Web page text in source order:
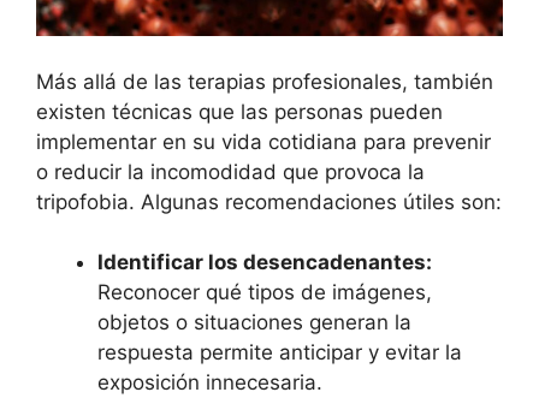
Más allá de las terapias profesionales, también
existen técnicas que las personas pueden
implementar en su vida cotidiana para prevenir
o reducir la incomodidad que provoca la
tripofobia. Algunas recomendaciones útiles son:
Identificar los desencadenantes:
Reconocer qué tipos de imágenes,
objetos o situaciones generan la
respuesta permite anticipar y evitar la
exposición innecesaria.